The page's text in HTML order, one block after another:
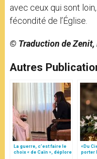
avec ceux qui sont
fécondité de l’Église.
© Traduction de Zenit,
Autres
La guerre, c’est faire le
choix « de Caïn », déplore
«Du
porter